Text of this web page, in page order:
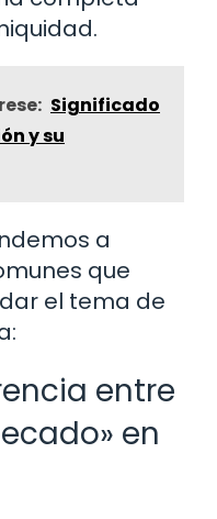
Significado
y su
a
que
el tema de
entre
en